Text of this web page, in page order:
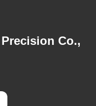
Co.,